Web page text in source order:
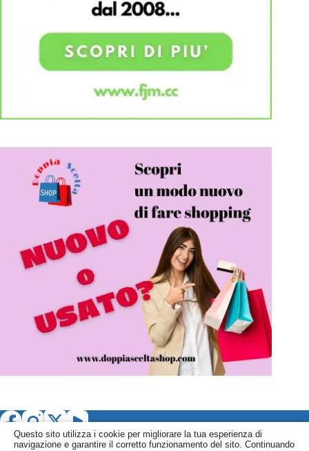
Questo sito utilizza i cookie per migliorare la tua esperienza di
navigazione e garantire il corretto funzionamento del sito. Continuando